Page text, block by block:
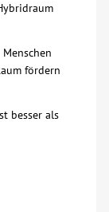
fördern
besser als